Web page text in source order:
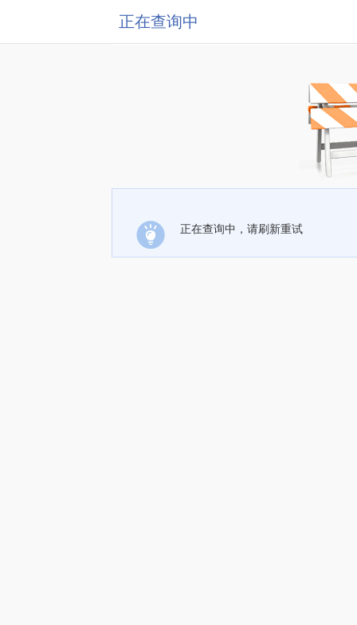
正在查询中
正在查询中，请刷新重试